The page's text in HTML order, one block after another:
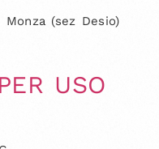
(sez Desio)
USO